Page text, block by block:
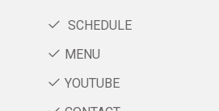
SCHEDULE
MENU
YOUTUBE